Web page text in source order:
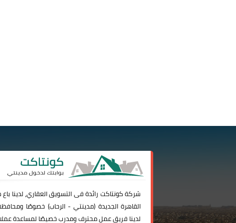
شركةكونتاكت رائدة فى التسويق العقاري، لدينا
القاهرة الجديدة (مدينتي-الرحاب) خصوصًا
لدينا فريق عمل محترف ومدرب خصيصًا لمساعدة